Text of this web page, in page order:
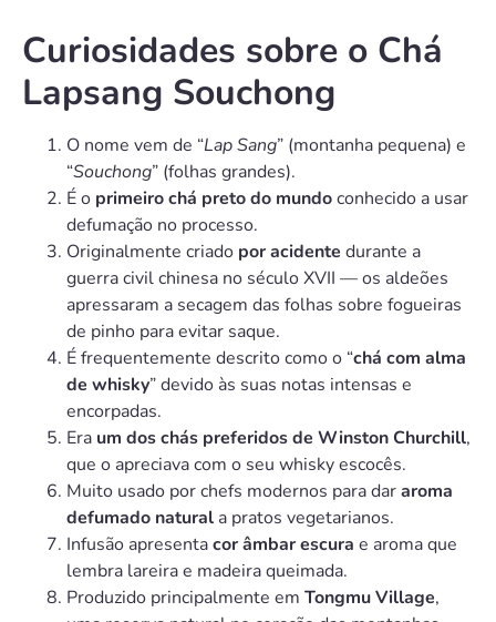
Curiosidades sobre o Chá
Lapsang Souchong
O nome vem de “Lap Sang” (montanha pequena) e
“Souchong” (folhas grandes).
É o primeiro chá preto do mundoconhecido a usar
defumação no processo.
Originalmente criado por acidente durante a
guerra civil chinesa no século XVII — os aldeões
apressaram a secagem das folhas sobre fogueiras
de pinho para evitar saque.
É frequentemente descrito como o “chá com alma
de whisky” devido às suas notas intensas e
encorpadas.
Era um dos chás preferidos de Winston Churchill,
que o apreciava com o seu whisky escocês.
Muito usado por chefs modernos para dararoma
defumado natural a pratos vegetarianos.
Infusão apresentacor âmbar escura e aroma que
lembra lareira e madeira queimada.
Produzido principalmente em Tongmu Village,